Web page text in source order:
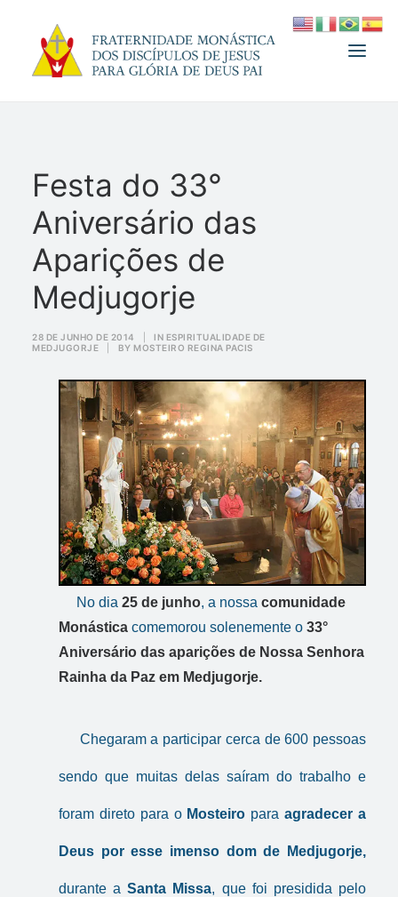
FUNDADOR
MEDJUGORJE
ESPIRITUALIDADE
ATUALIDADES
INFORMATIVO
DOAÇÃO
LOJA
Festa do 33°
Aniversário das
Aparições de
Medjugorje
28 DE JUNHO DE 2014 IN ESPIRITUALIDADE DE
MEDJUGORJE
BY MOSTEIRO REGINA PACIS
No dia 25 de junho, a nossa comunidade
Monástica comemorou solenemente o 33°
Aniversário das aparições de Nossa Senhora
Rainha da Paz em Medjugorje.
Chegaram a participar cerca de 600 pessoas
sendo que muitas delas saíram do trabalho e
foram direto para o Mosteiro paraagradecer a
Deus por esse imenso dom de Medjugorje,
durante aSanta Missa, que foi presidida pelo